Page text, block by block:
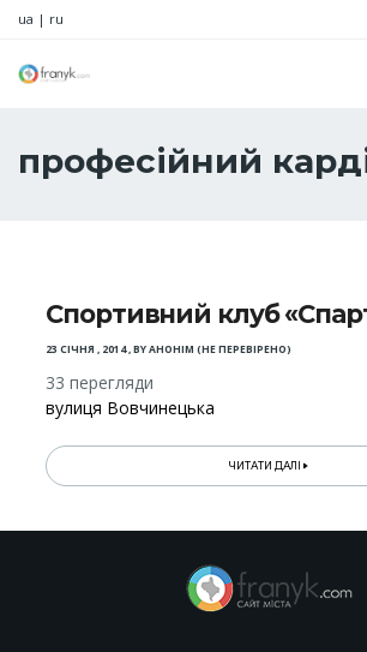
ua | ru
професійний
Спортивний клуб
23 СІЧНЯ , 2014,BYАНОНІМ (НЕ ПЕРЕВІРЕНО)
33 перегляди
вулиця Вовчинецька
ЧИТАТИ ДАЛІ